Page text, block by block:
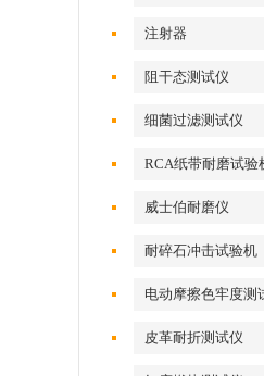
注射器
阻干态测试仪
细菌过滤测试仪
RCA纸带耐磨试验
威士伯耐磨仪
耐碎石冲击试验机
电动摩擦色牢度测
皮革耐折测试仪